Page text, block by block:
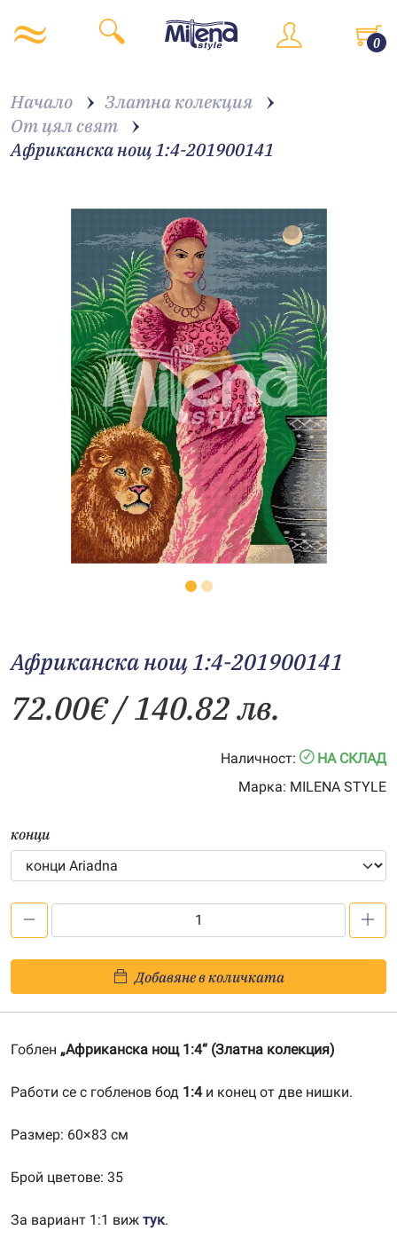
0
Начало
Златна колекция
От цял свят
Африканска нощ 1:4-201900141
Африканска нощ 1:4-201900141
72.00€/ 140.82 лв.
Наличност:
НА СКЛАД
Марка: MILENA STYLE
конци
нощ
1:4-
Добавяне в количката
Гоблен „Африканска нощ 1:4“ (Златна колекция)
Работи се с гобленов бод 1:4и конец от две нишки.
Размер: 60×83 см
Брой цветове: 35
За вариант 1:1 виж тук.